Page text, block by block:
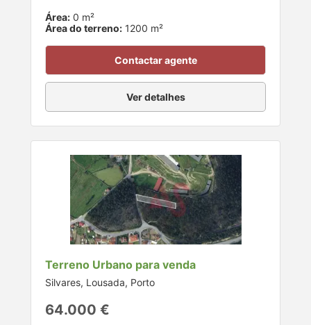
Área: 0 m²
Área do terreno: 1200 m²
Contactar agente
Ver detalhes
Terreno Urbano para venda
Silvares, Lousada, Porto
64.000 €